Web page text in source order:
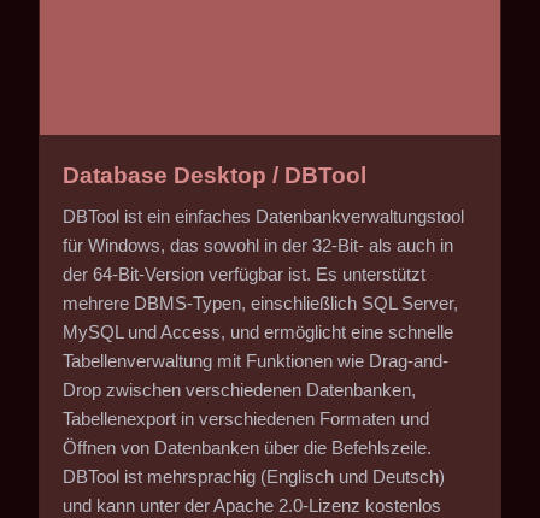
Database Desktop / DBTool
DBTool ist ein einfaches Datenbankverwaltungstool
für Windows, das sowohl in der 32-Bit- als auch in
der 64-Bit-Version verfügbar ist. Es unterstützt
mehrere DBMS-Typen, einschließlich SQL Server,
MySQL und Access, und ermöglicht eine schnelle
Tabellenverwaltung mit Funktionen wie Drag-and-
Drop zwischen verschiedenen Datenbanken,
Tabellenexport in verschiedenen Formaten und
Öffnen von Datenbanken über die Befehlszeile.
DBTool ist mehrsprachig (Englisch und Deutsch)
und kann unter der Apache 2.0-Lizenz kostenlos